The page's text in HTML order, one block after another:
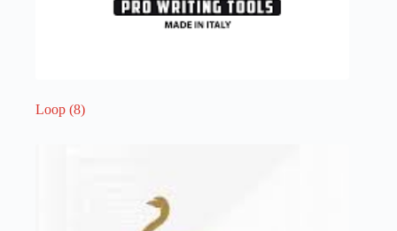
Loop (8)